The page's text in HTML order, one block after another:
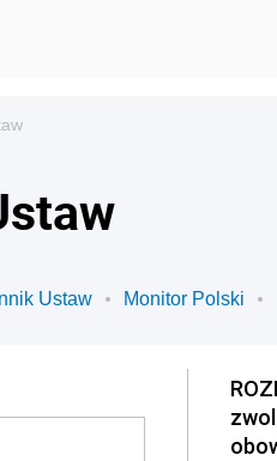
Ustaw Monitor Polski